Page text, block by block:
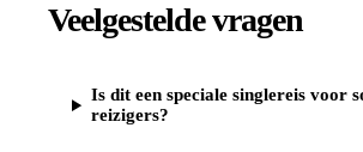
Veelgestelde vragen
Is dit een speciale singlereis voor
reizigers?